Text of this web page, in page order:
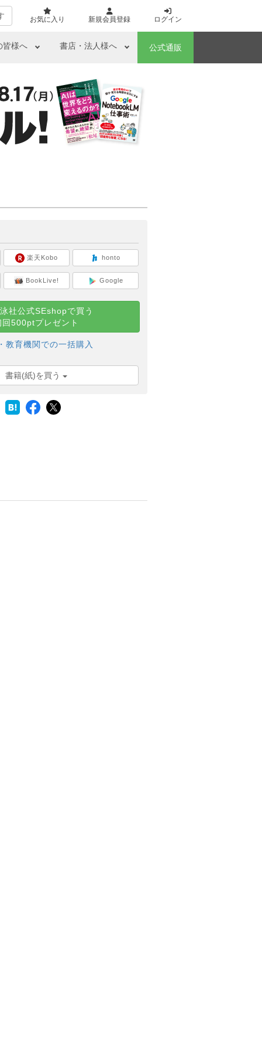
お気に入り 新規会員登録 ログイン
皆様へ 書店・法人様へ 公式通販
楽天Kobo
BookLive!
honto
Google
社公式SEshopで買う
回500ptプレゼント
教育機関での一括購入
書籍(紙)を買う